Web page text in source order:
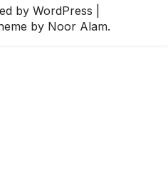
by WordPress
by Noor Alam.